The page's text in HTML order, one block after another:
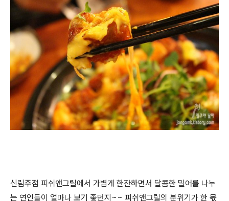
신림주점 피쉬앤그릴에서 가볍게 한잔하면서 달콤한 밀어를 나누
는 연인들이 얼마나 보기 좋던지~~ 피쉬앤그릴의 분위기가 한 몫